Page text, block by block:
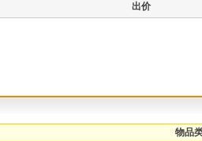
出价
物品